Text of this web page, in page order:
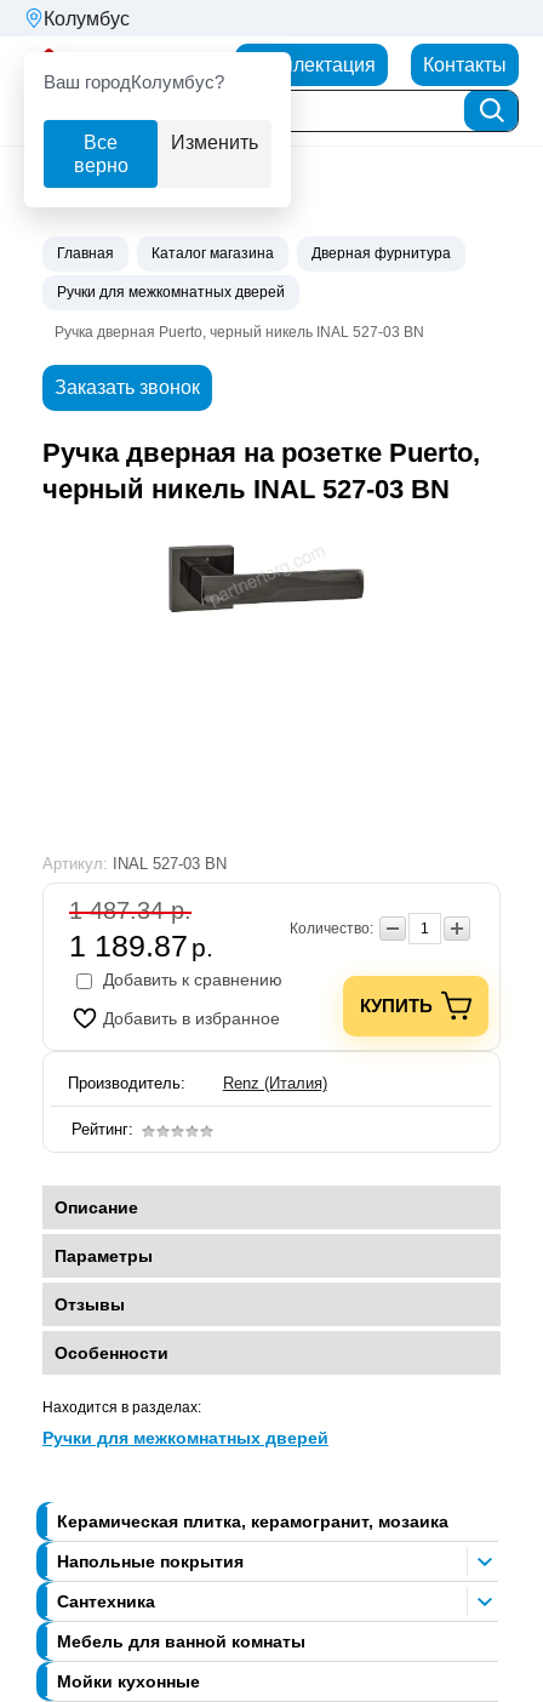
Колумбус
Ваш городКолумбус?
Все
верно
Изменить
Комплектация Контакты
Керамическая плитка, керамогранит, мозаика
Напольные покрытия
Сантехника
Мебель для ванной комнаты
Мойки кухонные
Главная Каталог магазина Дверная фурнитура
Ручки для межкомнатных дверей
Ручка дверная Puerto, черный никель INAL 527-03 BN
Заказать звонок
Ручка дверная на розетке Puerto,
черный никель INAL 527-03 BN
Артикул: INAL 527-03 BN
1 487.34 р.
1 189.87 р.
Количество:
Добавить к сравнению
Добавить в избранное
КУПИТЬ
Производитель: Renz (Италия)
Рейтинг:
Описание
Параметры
Отзывы
Особенности
Находится в разделах:
Ручки для межкомнатных дверей